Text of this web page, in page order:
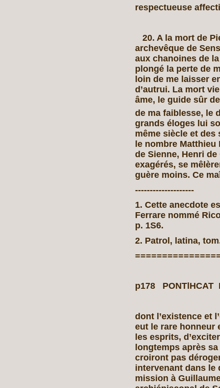
respectueuse
20. A la mort de
archevêque de
aux chanoines de
plongé la perte de
loin de me laisser
d’autrui. La mort
âme, le guide sûr
de ma faiblesse, le
grands éloges lui
même siècle et
le nombre Matthieu
de Sienne, Henri
exagérés, se
guère moins. Ce
--------------------
1. Cette anecdote
Ferrare nommé
p. 1S6.
2. Patrol, latina,
p178 PONTlHCAT
dont l’existence et
eut le rare honneur
les esprits,
longtemps après
croiront pas
intervenant dans le
mission à